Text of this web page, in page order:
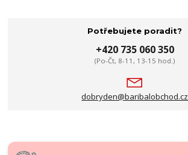
Potřebujete poradit?
+420 735 060 350
(Po-Čt, 8-11, 13-15 hod.)
dobryden@baribalobchod.cz